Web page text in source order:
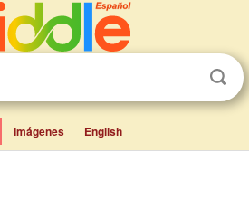
Imágenes English